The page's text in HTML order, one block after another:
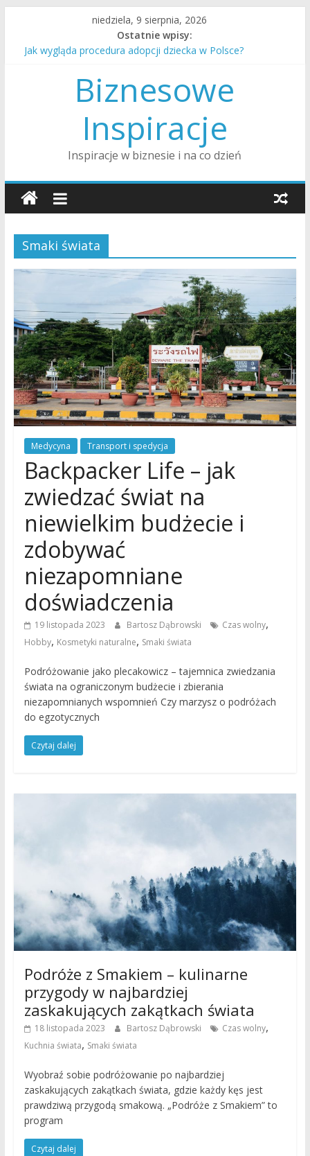
content
niedziela, 9 sierpnia, 2026
Ostatnie wpisy:
Jak wygląda procedura adopcji dziecka w Polsce?
Jak przejść przez rozwód z minimalną traumą dla dzieci?
Jak rozmawiać z nastolatkiem o trudnych tematach?
Biznesowe
Inspiracje
Inspiracje w biznesie i na co dzień
Smaki świata
Medycyna Transport i spedycja
Backpacker Life – jak
zwiedzać świat na
niewielkim budżecie i
zdobywać
niezapomniane
doświadczenia
19 listopada 2023 Bartosz Dąbrowski Czas wolny,
Hobby, Kosmetyki naturalne, Smaki świata
Podróżowanie jako plecakowicz – tajemnica zwiedzania
świata na ograniczonym budżecie i zbierania
niezapomnianych wspomnień Czy marzysz o podróżach
do egzotycznych
Czytaj dalej
Podróże z Smakiem – kulinarne
przygody w najbardziej
zaskakujących zakątkach świata
18 listopada 2023 Bartosz Dąbrowski Czas wolny,
Kuchnia świata, Smaki świata
Wyobraź sobie podróżowanie po najbardziej
zaskakujących zakątkach świata, gdzie każdy kęs jest
prawdziwą przygodą smakową. „Podróże z Smakiem” to
program
Czytaj dalej